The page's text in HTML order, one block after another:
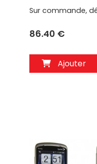
Sur commande,
86.40 €
Ajouter